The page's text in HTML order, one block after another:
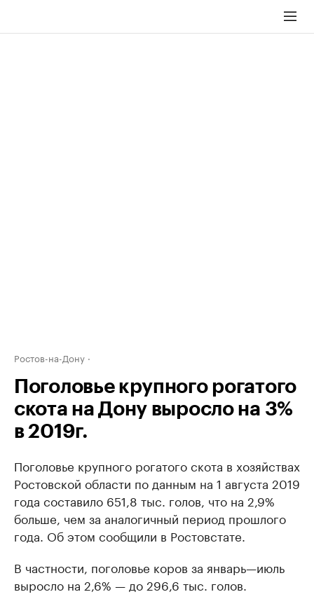
Ростов-на-Дону
Поголовье крупного рогатого
скота на Дону выросло на 3%
в 2019г.
Поголовье крупного рогатого скота в хозяйствах
Ростовской области по данным на 1 августа 2019
года составило 651,8 тыс. голов, что на 2,9%
больше, чем за аналогичный период прошлого
года. Об этом сообщили в Ростовстате.
В частности, поголовье коров за январь—июль
выросло на 2,6% — до 296,6 тыс. голов.